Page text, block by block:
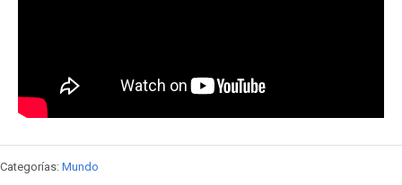
Categorías: Mundo